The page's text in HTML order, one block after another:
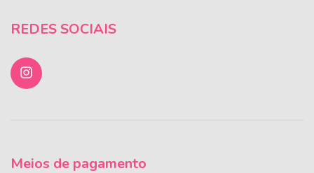
REDES SOCIAIS
Meios de pagamento